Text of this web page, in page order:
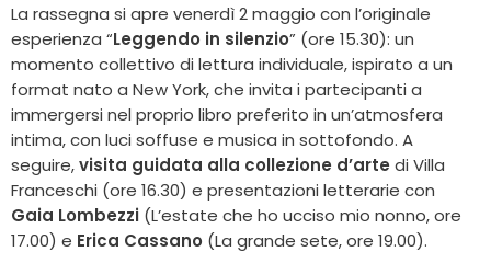
La rassegna si apre venerdì 2 maggio con l’originale
esperienza “Leggendo in silenzio” (ore 15.30): un
momento collettivo di lettura individuale, ispirato a un
format nato a New York, che invita i partecipanti a
immergersi nel proprio libro preferito in un’atmosfera
intima, con luci soffuse e musica in sottofondo. A
seguire,visita guidata alla collezione d’arte di Villa
Franceschi (ore 16.30) e presentazioni letterarie con
Gaia Lombezzi (L’estate che ho ucciso mio nonno, ore
17.00) e Erica Cassano (La grande sete, ore 19.00).